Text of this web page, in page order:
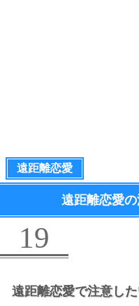
遠距離恋愛
遠距離恋愛
19
遠距離恋愛で注意した